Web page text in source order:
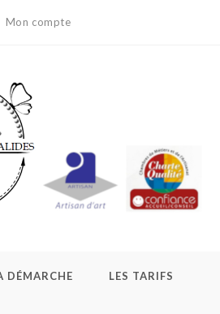
Mon compte
DÉMARCHE LES TARIFS